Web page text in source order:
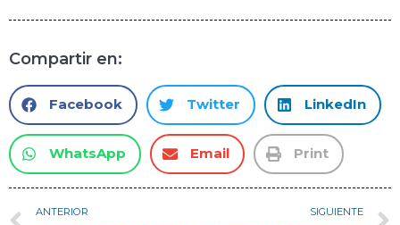
Compartir en:
Facebook Twitter LinkedIn
WhatsApp Email Print
ANTERIOR SIGUIENTE